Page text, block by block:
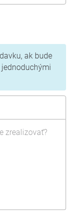
ak bude